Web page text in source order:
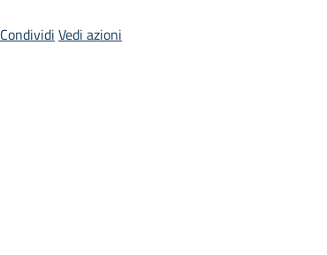
Condividi Vedi azioni